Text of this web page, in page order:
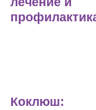
Коклюш: